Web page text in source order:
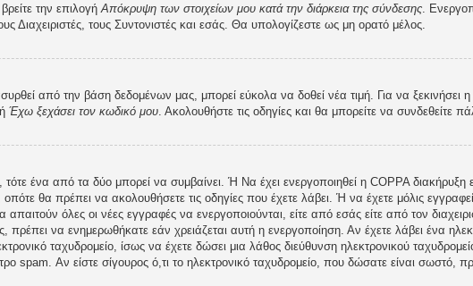
την επιλογή Απόκρυψη των στοιχείων μου κατά την διάρκεια της σύνδεσης .
Διαχειριστές, τους Συντονιστές και εσάς. Θα υπολογίζεστε ως μη ορατό μέλος.
από την βάση δεδομένων μας, μπορεί εύκολα να δοθεί νέα τιμή. Για να ξεκινήσει η
Έχω ξεχάσει τον κωδικό μου . Ακολουθήστε τις οδηγίες και θα μπορείτε να συνδεθείτε
ένα από τα δύο μπορεί να συμβαίνει. Ή Να έχει ενεργοποιηθεί η COPPA διακήρυξη
θα πρέπει να ακολουθήσετε τις οδηγίες που έχετε λάβει. Ή να έχετε μόλις
όλες οι νέες εγγραφές να ενεργοποιούνται, είτε από εσάς είτε από τον
να ενημερωθήκατε εάν χρειάζεται αυτή η ενεργοποίηση. Αν έχετε λάβει ένα
ταχυδρομείο, ίσως να έχετε δώσει μια λάθος διεύθυνση ηλεκτρονικού
spam. Αν είστε σίγουρος ό,τι το ηλεκτρονικό ταχυδρομείο, που δώσατε είναι σωστό,